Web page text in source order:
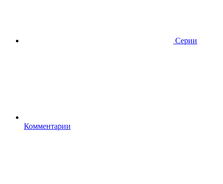
Серии
Комментарии